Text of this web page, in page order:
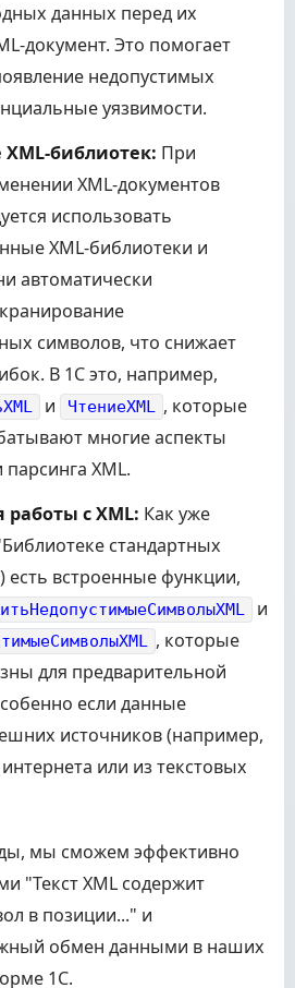
данных перед их
документ. Это помогает
недопустимых
уязвимости.
библиотек: При
XML-документов
использовать
XML-библиотеки и
автоматически
символов, что снижает
В 1С это, например,
и ЧтениеXML , которые
многие аспекты
XML.
с XML: Как уже
стандартных
есть встроенные функции,
и
, которые
для предварительной
если данные
источников (например,
или из текстовых
мы сможем эффективно
"Текст XML содержит
в позиции..." и
обмен данными в наших
1С.